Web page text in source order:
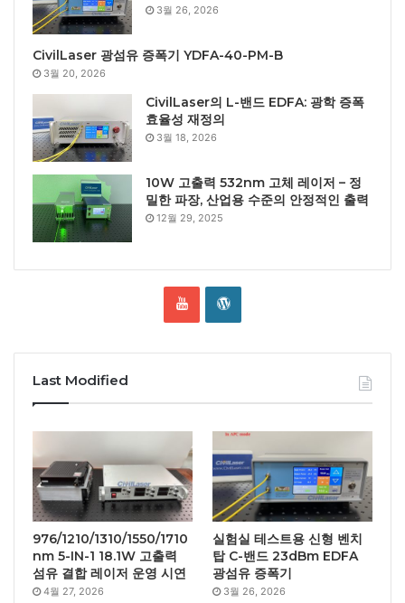
3월 26, 2026
CivilLaser 광섬유 증폭기 YDFA-40-PM-B
3월 20, 2026
CivilLaser의 L-밴드 EDFA: 광학 증폭
효율성 재정의
3월 18, 2026
10W 고출력 532nm 고체 레이저 – 정
밀한 파장, 산업용 수준의 안정적인 출력
12월 29, 2025
Last Modified
976/1210/1310/1550/1710
nm 5-IN-1 18.1W 고출력
섬유 결합 레이저 운영 시연
4월 27, 2026
실험실 테스트용 신형 벤치
탑 C-밴드 23dBm EDFA
광섬유 증폭기
3월 26, 2026